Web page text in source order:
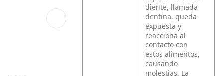
diente, llamada
dentina, queda
expuesta y
reacciona al
contacto con
estos alimentos,
causando
molestias. La